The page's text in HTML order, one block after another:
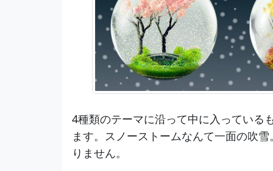
4種類のテーマに沿って中に入っている
ます。スノーストームなんて一面の吹
りません。